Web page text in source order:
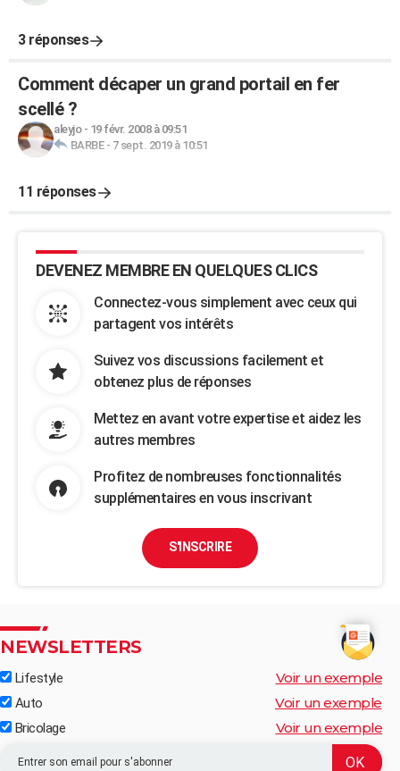
3 réponses
Comment décaper un grand portail en fer
scellé ?
aleyjo- 19 févr. 2008 à 09:51
BARBE- 7 sept. 2019 à 10:51
11 réponses
DEVENEZ MEMBRE EN QUELQUES CLICS
Connectez-vous simplement avec ceux qui
partagent vos intérêts
Suivez vos discussions facilement et
obtenez plus de réponses
Mettez en avant votre expertise et aidez les
autres membres
Profitez de nombreuses fonctionnalités
supplémentaires en vous inscrivant
S'INSCRIRE
NEWSLETTERS
Lifestyle Voir un exemple
Auto Voir un exemple
Bricolage Voir un exemple